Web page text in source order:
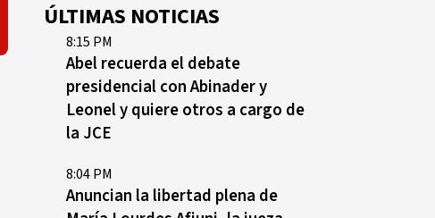
ÚLTIMAS NOTICIAS
8:15 PM
Abel recuerda el debate
presidencial con Abinader y
Leonel y quiere otros a cargo de
la JCE
8:04 PM
Anuncian la libertad plena de